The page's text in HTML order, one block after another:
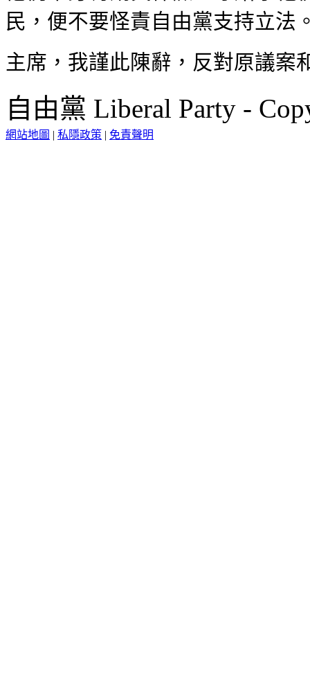
民，便不要怪責自由黨支持立法
主席，我謹此陳辭，反對原議案
自由黨 Liberal Party -
網站地圖 | 私隱政策 | 免責聲明